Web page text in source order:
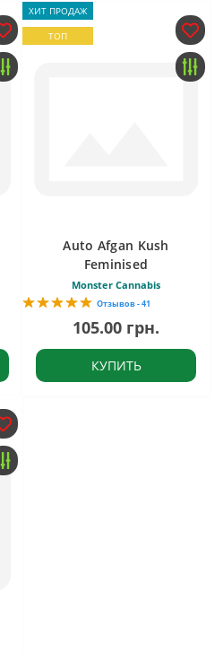
ХИТ ПРОДАЖ
ТОП
Auto Afgan Kush
Feminised
Monster Cannabis
Отзывов - 41
105.00 грн.
КУПИТЬ